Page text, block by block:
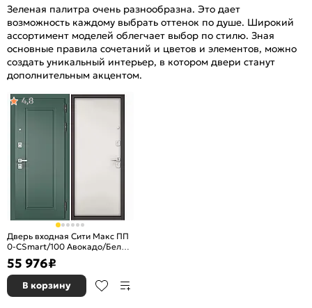
Зеленая палитра очень разнообразна. Это дает
возможность каждому выбрать оттенок по душе. Широкий
ассортимент моделей облегчает выбор по стилю. Зная
основные правила сочетаний и цветов и элементов, можно
создать уникальный интерьер, в котором двери станут
дополнительным акцентом.
Дверь входная Сити Макс ПП
0-CSmart/100 Авокадо/Белый
матовый, 2 замка, с ночной
задвижкой
4,8
55 976₽
В корзину